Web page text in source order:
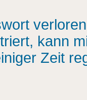
kann
Zeit